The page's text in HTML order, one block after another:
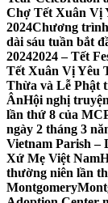
Chợ Tết Xuân Vị
2024Chương
dài sáu tuần bắt
20242024 – Tết
Tết Xuân Vị Yêu
Thừa và Lễ Phật
ÂnHội nghị
lần thứ 8 của
ngày 2 tháng 3
Vietnam Parish –
Xứ Mẹ Việt Nam
thường niên lần
Montgomery